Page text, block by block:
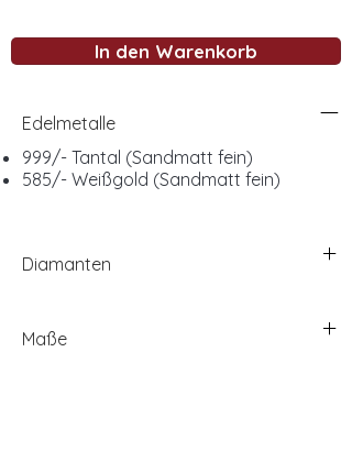
In den Warenkorb
Edelmetalle
999/- Tantal (Sandmatt fein)
585/- Weißgold (Sandmatt fein)
Diamanten
Maße